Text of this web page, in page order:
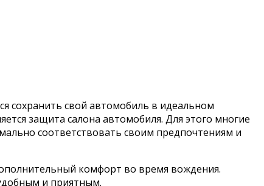
сохранить свой автомобиль в идеальном
защита салона автомобиля. Для этого многие
соответствовать своим предпочтениям и
комфорт во время вождения.
и приятным.